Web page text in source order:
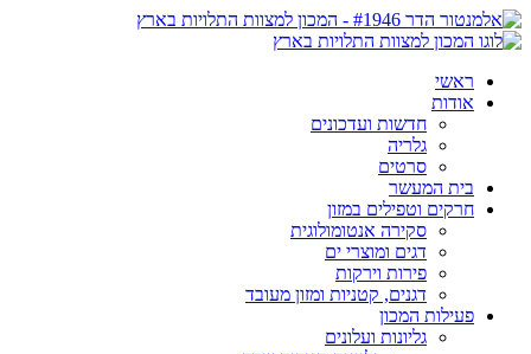
ראשי
אודות
חדשות ועדכונים
גלריה
סרטים
בית המעשר
חרקים וטפילים במזון
סקירה אנטומולוגית
דגים ומוצרי ים
פירות וירקות
דגנים, קטניות ומזון מעובד
פעילות המכון
גליונות ועלונים